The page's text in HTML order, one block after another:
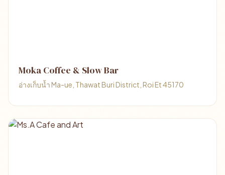
Moka Coffee & Slow Bar
อ่างเก็บน้ำ Ma-ue, Thawat Buri District, Roi Et 45170